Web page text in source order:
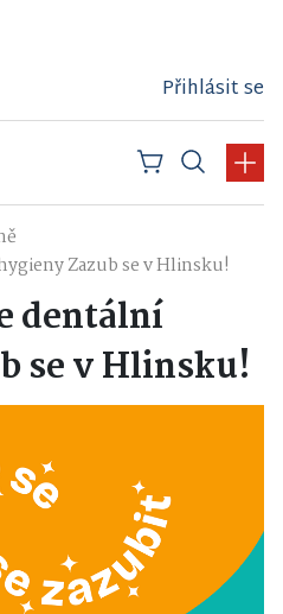
Přihlásit se
Zazub se v Hlinsku!
dentální
se v Hlinsku!